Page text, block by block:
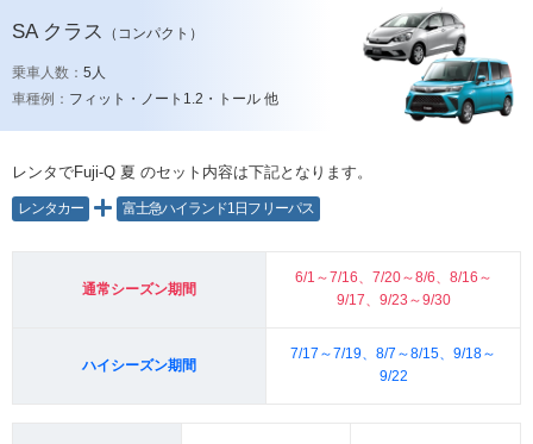
SAクラス （コンパクト）
乗車人数： 5人
車種例： フィット・ノート1.2・トール 他
レンタでFuji-Q 夏 のセット内容は下記となります。
レンタカー 富士急ハイランド1日フリーパス
通常シーズン期間
6/1～7/16、7/20～8/6、8/16～
9/17、9/23～9/30
ハイシーズン期間
7/17～7/19、8/7～8/15、9/18～
9/22